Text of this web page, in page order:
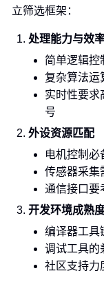
立筛选框架：
处理能力与效
简单逻辑控
复杂算法运
实时性要求
号
外设资源匹配
电机控制必
传感器采集
通信接口要
开发环境成熟
编译器工具
调试工具的
社区支持力